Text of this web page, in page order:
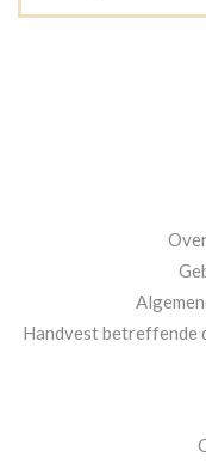
Handvest betreffende